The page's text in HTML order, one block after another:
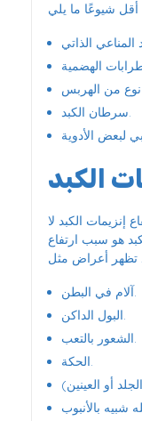
سرطان الكبد.
الكبد
إنزيمات الكبد لا
هو سبب ارتفاع
آلام في البطن.
البول الداكن.
الشعور بالتعب.
الحكة.